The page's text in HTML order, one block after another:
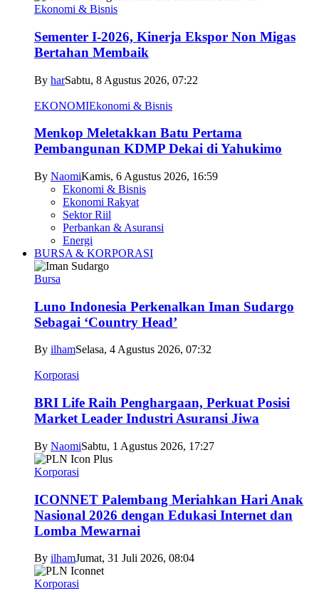
Ekonomi & Bisnis
Sementer I-2026, Kinerja Ekspor Non Migas
Bertahan Membaik
By harSabtu, 8 Agustus 2026, 07:22
EKONOMIEkonomi & Bisnis
Menkop Meletakkan Batu Pertama
Pembangunan KDMP Dekai di Yahukimo
By NaomiKamis, 6 Agustus 2026, 16:59
Ekonomi & Bisnis
Ekonomi Rakyat
Sektor Riil
Perbankan & Asuransi
Energi
BURSA & KORPORASI
Bursa
Luno Indonesia Perkenalkan Iman Sudargo
Sebagai ‘Country Head’
By ilhamSelasa, 4 Agustus 2026, 07:32
Korporasi
BRI Life Raih Penghargaan, Perkuat Posisi
Market Leader Industri Asuransi Jiwa
By NaomiSabtu, 1 Agustus 2026, 17:27
Korporasi
ICONNET Palembang Meriahkan Hari Anak
Nasional 2026 dengan Edukasi Internet dan
Lomba Mewarnai
By ilhamJumat, 31 Juli 2026, 08:04
Korporasi